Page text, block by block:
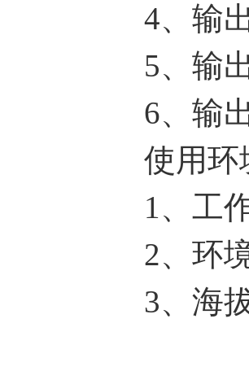
4、输
5、输
6、输
使用环
1、工
2、环
3、海